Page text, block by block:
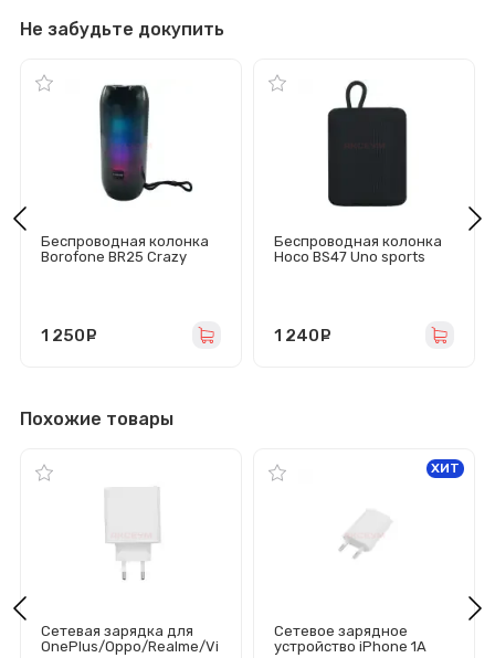
Не забудьте докупить
Беспроводная колонка
Borofone BR25 Crazy
1 250
Беспроводная колонка
Hoco BS47 Uno sports
1 240
Похожие товары
Сетевая зарядка для
OnePlus/Oppo/Realme/Vi
Сетевое зарядное
устройство iPhone 1A
ХИТ